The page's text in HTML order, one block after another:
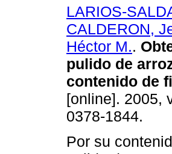
LARIOS-
CALDERON,
Héctor M..
pulido de
contenido de
[online]. 2005,
0378-1844.
Por su